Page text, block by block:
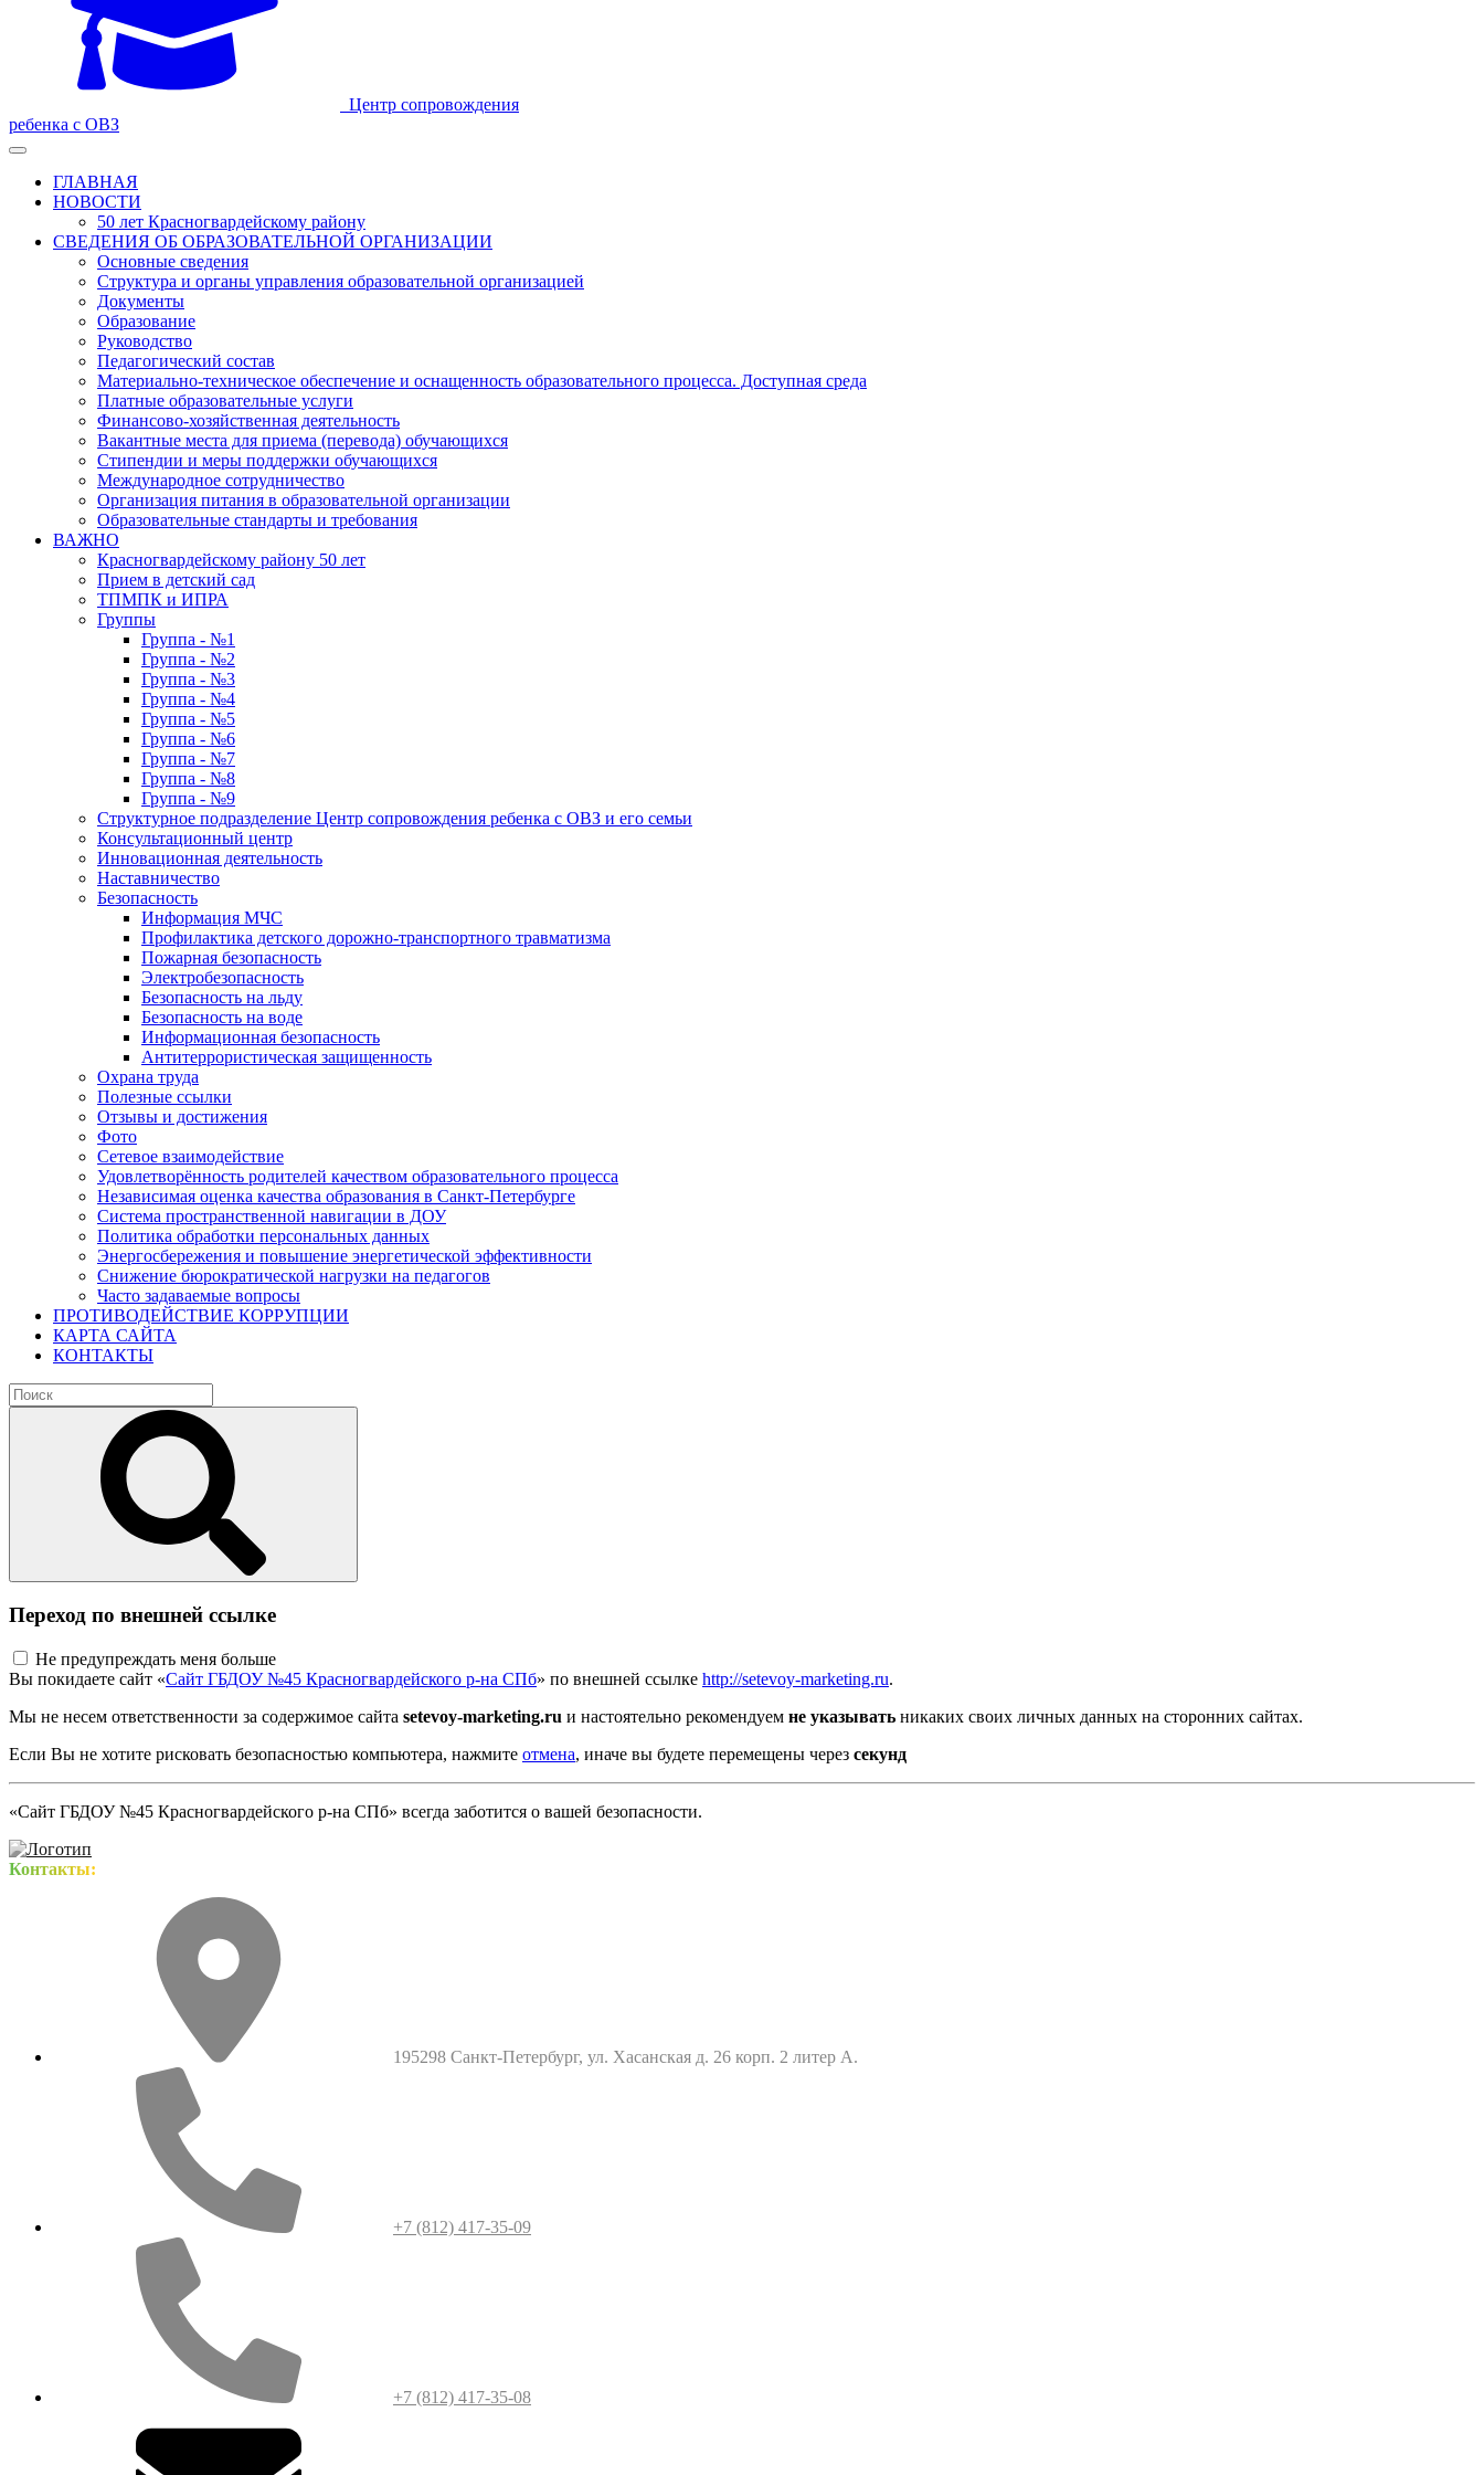
Центр сопровождения
ребенка с ОВЗ
ГЛАВНАЯ
НОВОСТИ
50 лет Красногвардейскому району
СВЕДЕНИЯ ОБ ОБРАЗОВАТЕЛЬНОЙ ОРГАНИЗАЦИИ
Основные сведения
Структура и органы управления образовательной организацией
Документы
Образование
Руководство
Педагогический состав
Материально-техническое обеспечение и оснащенность образовательного процесса. Доступная среда
Платные образовательные услуги
Финансово-хозяйственная деятельность
Вакантные места для приема (перевода) обучающихся
Стипендии и меры поддержки обучающихся
Международное сотрудничество
Организация питания в образовательной организации
Образовательные стандарты и требования
ВАЖНО
Красногвардейскому району 50 лет
Прием в детский сад
ТПМПК и ИПРА
Группы
Группа - №1
Группа - №2
Группа - №3
Группа - №4
Группа - №5
Группа - №6
Группа - №7
Группа - №8
Группа - №9
Структурное подразделение Центр сопровождения ребенка с ОВЗ и его семьи
Консультационный центр
Инновационная деятельность
Наставничество
Безопасность
Информация МЧС
Профилактика детского дорожно-транспортного травматизма
Пожарная безопасность
Электробезопасность
Безопасность на льду
Безопасность на воде
Информационная безопасность
Антитеррористическая защищенность
Охрана труда
Полезные ссылки
Отзывы и достижения
Фото
Сетевое взаимодействие
Удовлетворённость родителей качеством образовательного процесса
Независимая оценка качества образования в Санкт-Петербурге
Система пространственной навигации в ДОУ
Политика обработки персональных данных
Энергосбережения и повышение энергетической эффективности
Снижение бюрократической нагрузки на педагогов
Часто задаваемые вопросы
ПРОТИВОДЕЙСТВИЕ КОРРУПЦИИ
КАРТА САЙТА
КОНТАКТЫ
Переход по внешней ссылке
Не предупреждать меня больше
Вы покидаете сайт «Сайт ГБДОУ №45 Красногвардейского р-на СПб» по внешней ссылке http://setevoy-marketing.ru.
Мы не несем ответственности за содержимое сайта setevoy-marketing.ru и настоятельно рекомендуем не указывать никаких своих личных данных на сторонних сайтах.
Если Вы не хотите рисковать безопасностью компьютера, нажмите отмена, иначе вы будете перемещены через секунд
«Сайт ГБДОУ №45 Красногвардейского р-на СПб» всегда заботится о вашей безопасности.
Контакты:
195298 Санкт-Петербург, ул. Хасанская д. 26 корп. 2 литер А.
+7 (812) 417-35-09
+7 (812) 417-35-08